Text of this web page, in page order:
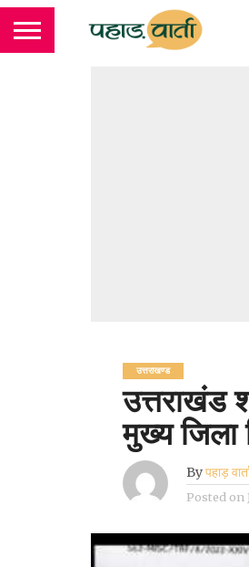
उत्तराखण्ड
उत्तराखंड
मुख्य जिला
Byपहाड़
Posted on